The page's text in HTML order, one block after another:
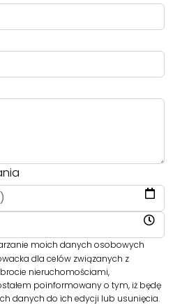
moich danych osobowych
dla celów związanych z
nieruchomościami,
poinformowany o tym, iż będę
danych do ich edycji lub usunięcia.